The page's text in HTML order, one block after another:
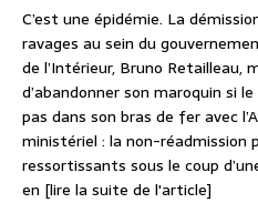
C’est une épidémie. La
ravages au sein du
de l’Intérieur, Bruno
d’abandonner son maroquin si
pas dans son bras de fer avec
ministériel : la non-réadmission
ressortissants sous le coup
en [lire la suite de l'article]